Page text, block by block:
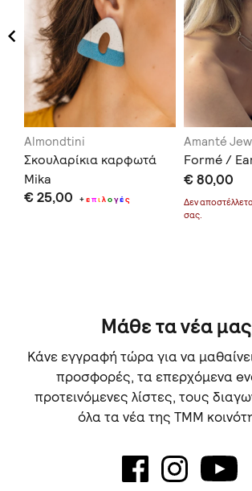
Almondtini
Σκουλαρίκια καρφωτά
Mika
€ 25,00 +επιλογές
Amanté
Formé /
€ 80,00
Δεν
σας.
Μάθε τα νέα
Κάνε εγγραφή τώρα για να
προσφορές, τα επερχόμενα
προτεινόμενες λίστες, τους
όλα τα νέα της TMM